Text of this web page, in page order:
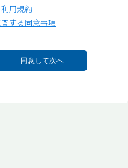
用規約
する同意事項
同意して次へ